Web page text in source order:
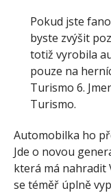
Pokud jste
byste zvýšit
totiž vyrobila
pouze na
Turismo 6.
Turismo.
Automobilka ho
Jde o novou
která má nahradit
se téměř úplně